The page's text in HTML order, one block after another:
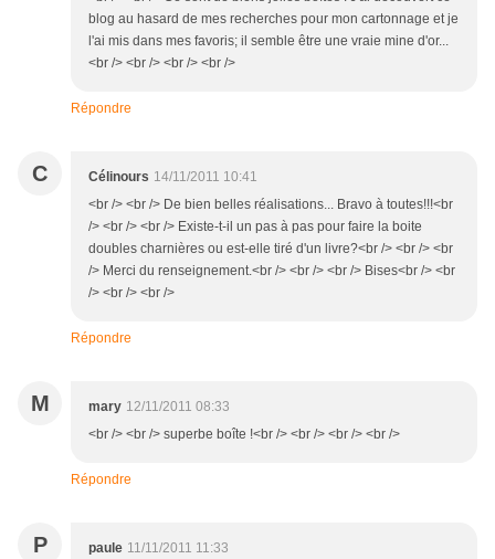
blog au hasard de mes recherches pour mon cartonnage et je
l'ai mis dans mes favoris; il semble être une vraie mine d'or...
<br /> <br /> <br /> <br />
Répondre
C Célinours 14/11/2011 10:41
<br /> <br /> De bien belles réalisations... Bravo à toutes!!!<br
/> <br /> <br /> Existe-t-il un pas à pas pour faire la boite
doubles charnières ou est-elle tiré d'un livre?<br /> <br /> <br
/> Merci du renseignement.<br /> <br /> <br /> Bises<br /> <br
/> <br /> <br />
Répondre
M mary 12/11/2011 08:33
<br /> <br /> superbe boîte !<br /> <br /> <br /> <br />
Répondre
P paule 11/11/2011 11:33